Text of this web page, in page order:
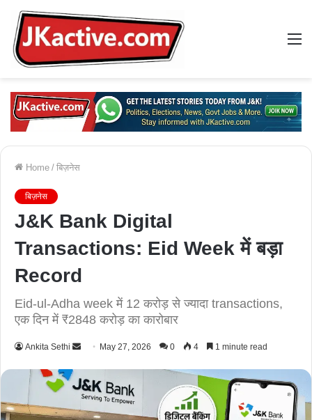
Home / बिज़नेस
बिज़नेस
J&K Bank Digital
Transactions: Eid Week में बड़ा
Record
Eid-ul-Adha week में 12 करोड़ से ज्यादा transactions,
एक दिन में ₹2848 करोड़ का कारोबार
Ankita Sethi
n
d
a
May 27, 2026 0 4 1 minute read